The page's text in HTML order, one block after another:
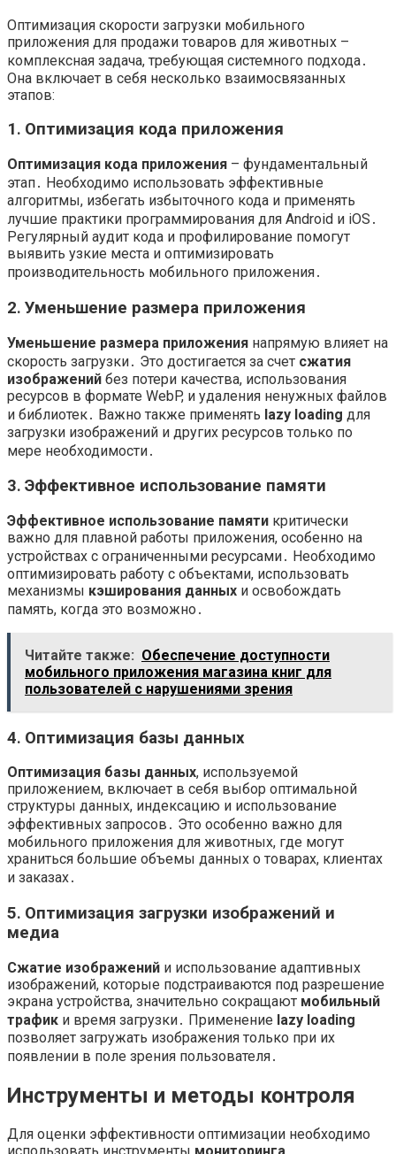
Оптимизация скорости загрузки мобильного
приложения для продажи товаров для животных –
комплексная задача, требующая системного подхода․
Она включает в себя несколько взаимосвязанных
этапов:
1․ Оптимизация кода приложения
Оптимизация кода приложения – фундаментальный
этап․ Необходимо использовать эффективные
алгоритмы, избегать избыточного кода и применять
лучшие практики программирования для Android и iOS․
Регулярный аудит кода и профилирование помогут
выявить узкие места и оптимизировать
производительность мобильного приложения․
2․ Уменьшение размера приложения
Уменьшение размера приложения напрямую влияет на
скорость загрузки․ Это достигается за счет сжатия
изображений без потери качества, использования
ресурсов в формате WebP, и удаления ненужных файлов
и библиотек․ Важно также применять lazy loading для
загрузки изображений и других ресурсов только по
мере необходимости․
3․ Эффективное использование памяти
Эффективное использование памяти критически
важно для плавной работы приложения, особенно на
устройствах с ограниченными ресурсами․ Необходимо
оптимизировать работу с объектами, использовать
механизмы кэширования данных и освобождать
память, когда это возможно․
Читайте также: Обеспечение доступности
мобильного приложения магазина книг для
пользователей с нарушениями зрения
4․ Оптимизация базы данных
Оптимизация базы данных, используемой
приложением, включает в себя выбор оптимальной
структуры данных, индексацию и использование
эффективных запросов․ Это особенно важно для
мобильного приложения для животных, где могут
храниться большие объемы данных о товарах, клиентах
и заказах․
5․ Оптимизация загрузки изображений и
медиа
Сжатие изображений и использование адаптивных
изображений, которые подстраиваются под разрешение
экрана устройства, значительно сокращают мобильный
трафик и время загрузки․ Применение lazy loading
позволяет загружать изображения только при их
появлении в поле зрения пользователя․
Инструменты и методы контроля
Для оценки эффективности оптимизации необходимо
использовать инструменты мониторинга